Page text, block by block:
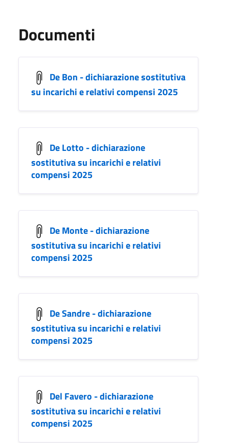
Documenti
De Bon - dichiarazione sostitutiva
su incarichi e relativi compensi 2025
De Lotto - dichiarazione
sostitutiva su incarichi e relativi
compensi 2025
De Monte - dichiarazione
sostitutiva su incarichi e relativi
compensi 2025
De Sandre - dichiarazione
sostitutiva su incarichi e relativi
compensi 2025
Del Favero - dichiarazione
sostitutiva su incarichi e relativi
compensi 2025